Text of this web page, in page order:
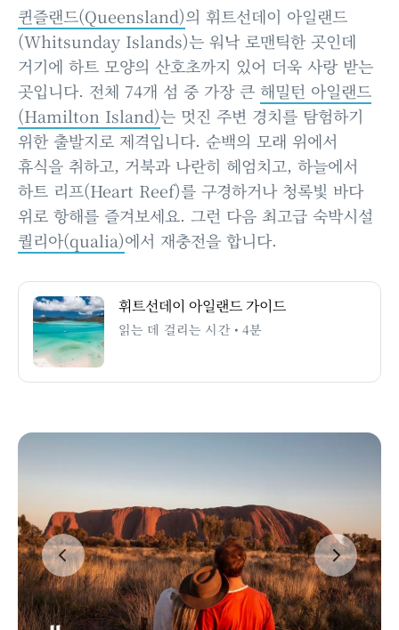
퀸즐랜드(Queensland)의 휘트선데이 아일랜드
(Whitsunday Islands)는 워낙 로맨틱한 곳인데
거기에 하트 모양의 산호초까지 있어 더욱 사랑 받는
곳입니다. 전체 74개 섬 중 가장 큰 해밀턴 아일랜드
(Hamilton Island)는 멋진 주변 경치를 탐험하기
위한 출발지로 제격입니다. 순백의 모래 위에서
휴식을 취하고, 거북과 나란히 헤엄치고, 하늘에서
하트 리프(Heart Reef)를 구경하거나 청록빛 바다
위로 항해를 즐겨보세요. 그런 다음 최고급 숙박시설
퀄리아(qualia)에서 재충전을 합니다.
휘트선데이 아일랜드 가이드
읽는 데 걸리는 시간 • 4분